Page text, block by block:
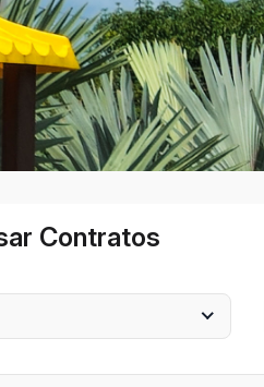
Contratos